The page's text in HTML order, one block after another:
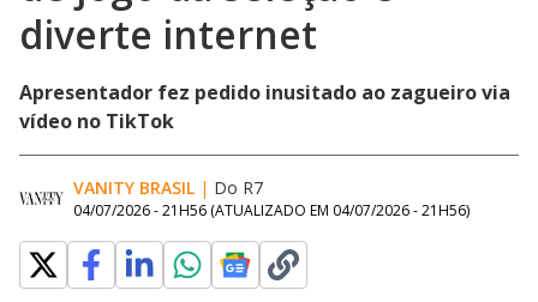
diverte internet
Apresentador fez pedido inusitado ao zagueiro via
vídeo no TikTok
VANITY BRASIL | Do R7
04/07/2026 - 21H56 (ATUALIZADO EM 04/07/2026 - 21H56)